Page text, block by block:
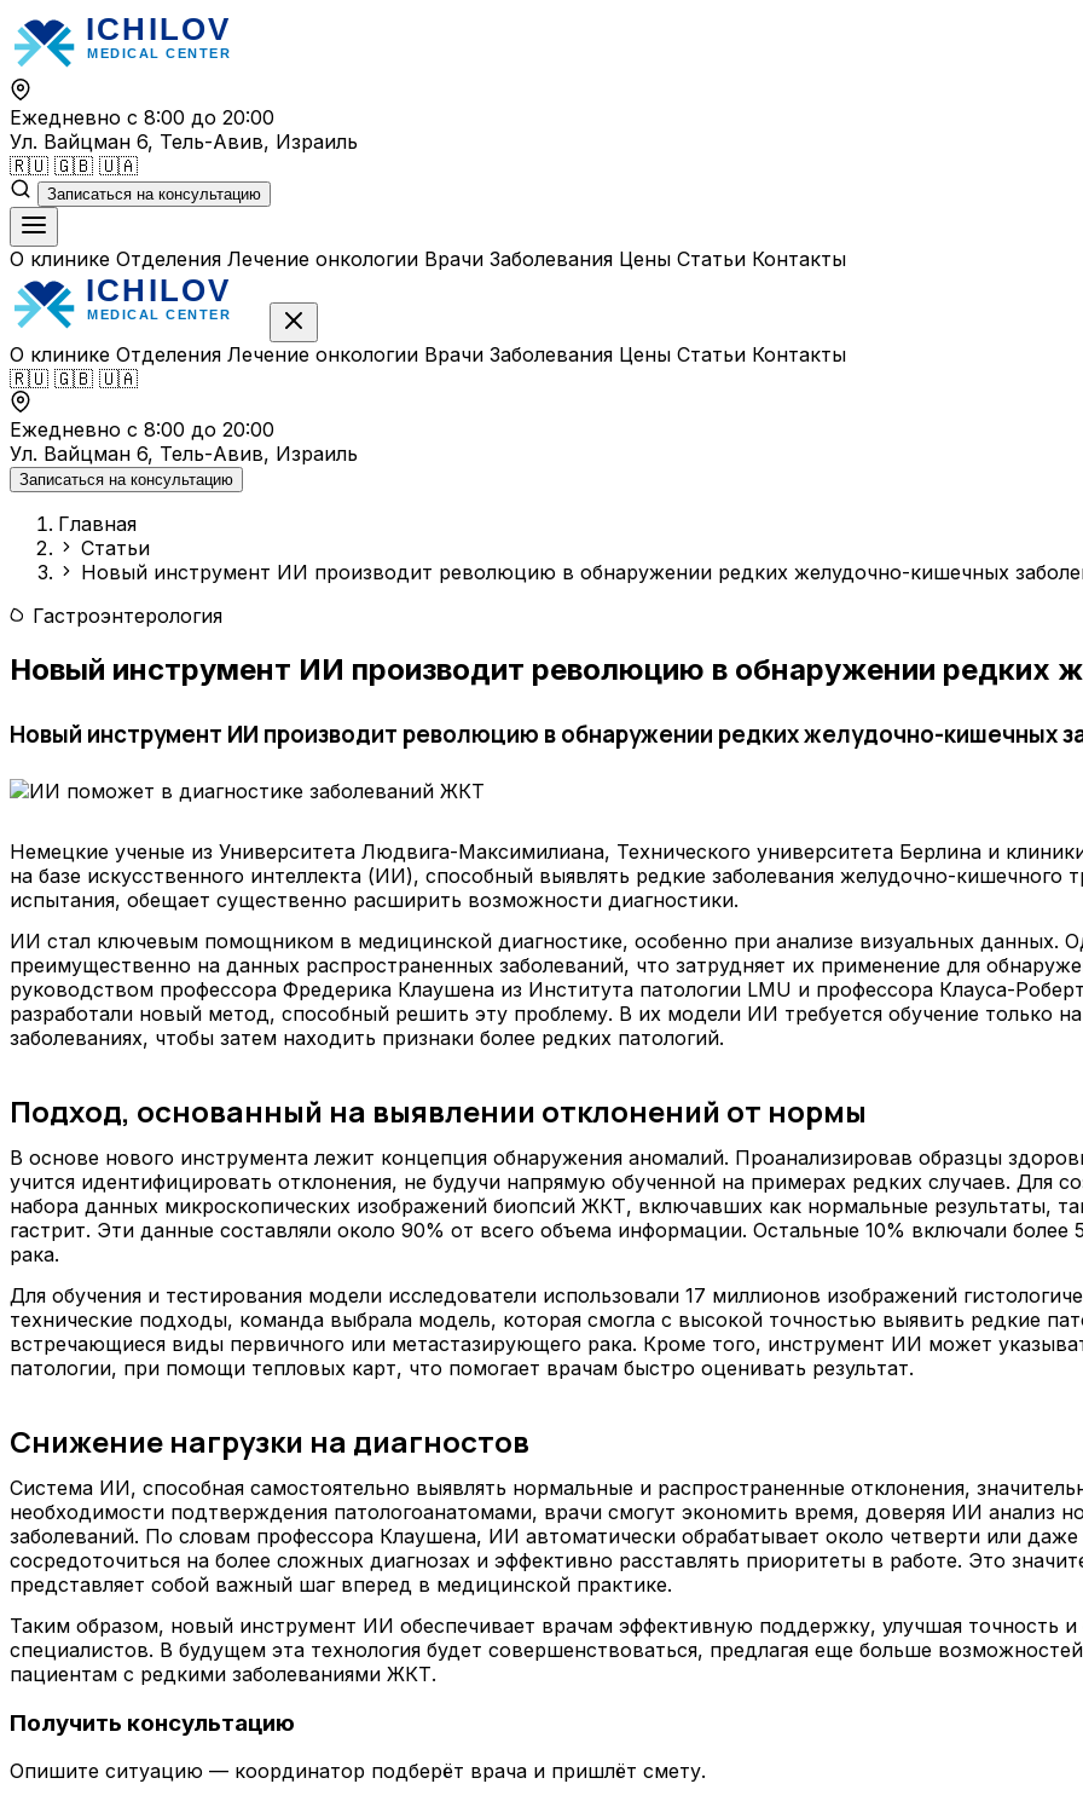
Перейти
к
содержимому
Ежедневно с 8:00 до 20:00
Ул. Вайцман 6, Тель-Авив, Израиль
🇷🇺 🇬🇧 🇺🇦
Записаться на консультацию
О клинике Отделения Лечение онкологии Врачи Заболевания Цены Статьи Контакты
О клинике Отделения Лечение онкологии Врачи Заболевания Цены Статьи Контакты
🇷🇺 🇬🇧 🇺🇦
Ежедневно с 8:00 до 20:00
Ул. Вайцман 6, Тель-Авив, Израиль
Записаться на консультацию
Главная
Статьи
Новый инструмент ИИ производит революцию в обнаружении редких желудочно-кишечных
Гастроэнтерология
Новый инструмент ИИ производит революцию в обнаружении редких
Новый инструмент ИИ производит революцию в обнаружении редких желудочно-кишечных
Немецкие ученые из Университета Людвига-Максимилиана, Технического университета Берлина и
на базе искусственного интеллекта (ИИ), способный выявлять редкие заболевания желудочно-
испытания, обещает существенно расширить возможности диагностики.
ИИ стал ключевым помощником в медицинской диагностике, особенно при анализе визуальных данных.
преимущественно на данных распространенных заболеваний, что затрудняет их применение для
руководством профессора Фредерика Клаушена из Института патологии LMU и профессора Клауса-
разработали новый метод, способный решить эту проблему. В их модели ИИ требуется обучение только
заболеваниях, чтобы затем находить признаки более редких патологий.
Подход, основанный на выявлении отклонений от нормы
В основе нового инструмента лежит концепция обнаружения аномалий. Проанализировав образцы
учится идентифицировать отклонения, не будучи напрямую обученной на примерах редких случаев. Для
набора данных микроскопических изображений биопсий ЖКТ, включавших как нормальные результаты,
гастрит. Эти данные составляли около 90% от всего объема информации. Остальные 10% включали
рака.
Для обучения и тестирования модели исследователи использовали 17 миллионов изображений
технические подходы, команда выбрала модель, которая смогла с высокой точностью выявить редкие
встречающиеся виды первичного или метастазирующего рака. Кроме того, инструмент ИИ может
патологии, при помощи тепловых карт, что помогает врачам быстро оценивать результат.
Снижение нагрузки на диагностов
Система ИИ, способная самостоятельно выявлять нормальные и распространенные отклонения,
необходимости подтверждения патологоанатомами, врачи смогут экономить время, доверяя ИИ анализ
заболеваний. По словам профессора Клаушена, ИИ автоматически обрабатывает около четверти или даже
сосредоточиться на более сложных диагнозах и эффективно расставлять приоритеты в работе. Это
представляет собой важный шаг вперед в медицинской практике.
Таким образом, новый инструмент ИИ обеспечивает врачам эффективную поддержку, улучшая точность и
специалистов. В будущем эта технология будет совершенствоваться, предлагая еще больше
пациентам с редкими заболеваниями ЖКТ.
Получить консультацию
Опишите ситуацию — координатор подберёт врача и пришлёт смету.